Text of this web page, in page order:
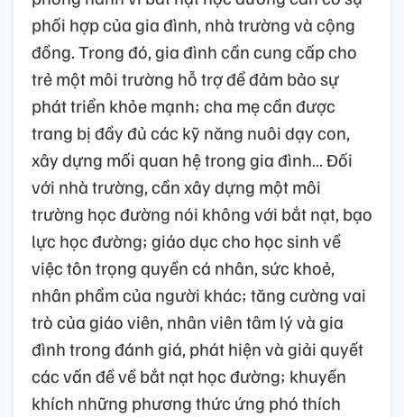
phối hợp của gia đình, nhà trường và cộng
đồng. Trong đó, gia đình cần cung cấp cho
trẻ một môi trường hỗ trợ để đảm bảo sự
phát triển khỏe mạnh; cha mẹ cần được
trang bị đầy đủ các kỹ năng nuôi dạy con,
xây dựng mối quan hệ trong gia đình… Đối
với nhà trường, cần xây dựng một môi
trường học đường nói không với bắt nạt, bạo
lực học đường; giáo dục cho học sinh về
việc tôn trọng quyền cá nhân, sức khoẻ,
nhân phẩm của người khác; tăng cường vai
trò của giáo viên, nhân viên tâm lý và gia
đình trong đánh giá, phát hiện và giải quyết
các vấn đề về bắt nạt học đường; khuyến
khích những phương thức ứng phó thích